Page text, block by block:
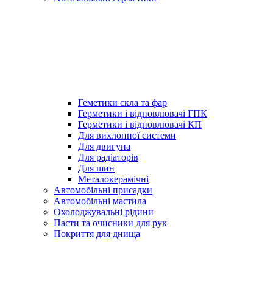
Геметики скла та фар
Герметики і відновлювачі ГПК
Герметики і відновлювачі КП
Для вихлопної системи
Для двигуна
Для радіаторів
Для шин
Металокерамічні
Автомобільні присадки
Автомобільні мастила
Охолоджувальні рідини
Пасти та очисники для рук
Покриття для днища